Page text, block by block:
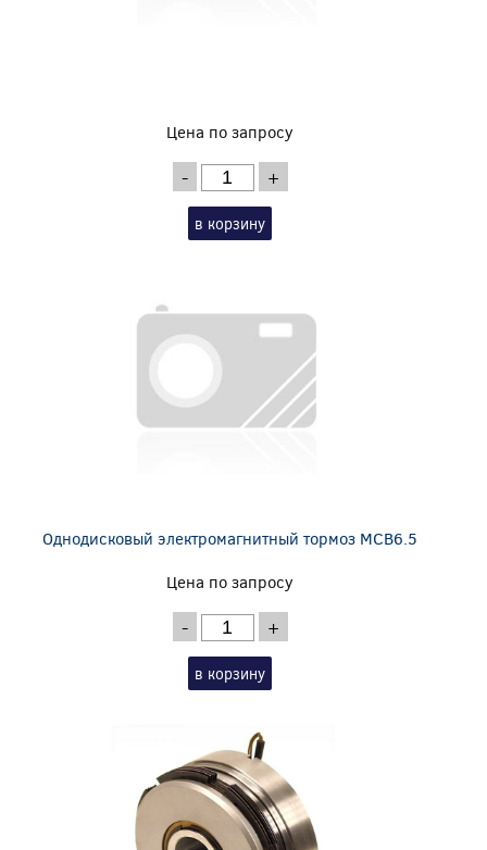
Цена по запросу
- +
в корзину
Однодисковый электромагнитный тормоз MCB6.5
Цена по запросу
- +
в корзину